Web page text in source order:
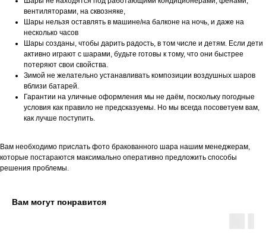
вентиляторами, на сквозняке,
Шары нельзя оставлять в машине/на балконе на ночь, и даже на
несколько часов
Шары созданы, чтобы дарить радость, в том числе и детям. Если дети
активно играют с шарами, будьте готовы к тому, что они быстрее
потеряют свои свойства.
Зимой не желательно устанавливать композиции воздушных шаров
вблизи батарей.
Гарантии на уличные оформления мы не даём, поскольку погодные
условия как правило не предсказуемы. Но мы всегда посоветуем вам,
как лучше поступить.
Вам необходимо прислать фото бракованного шара нашим менеджерам,
которые постараются максимально оперативно предложить способы
решения проблемы.
Вам могут понравится